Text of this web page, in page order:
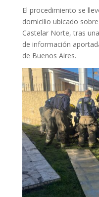
El procedimiento se
domicilio ubicado
Castelar Norte, tras
de información
de Buenos Aires.